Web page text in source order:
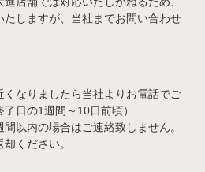
たしますが、当社までお問い合わせ
くなりましたら当社よりお電話でご
日の1週間～10日前頃）
以内の場合はご連絡致しません。
ください。